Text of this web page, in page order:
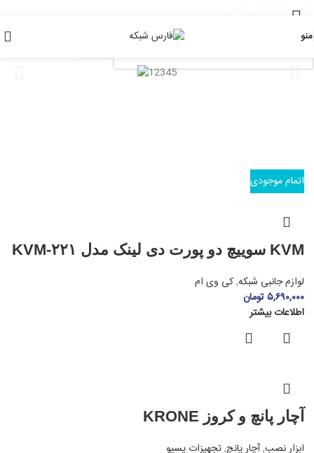
رفتن به محتوای اصلی
منو
اتمام موجودی
KVM سوییچ دو پورت دی لینک مدل KVM-۲۲۱
لوازم جانبی شبکه,کی وی ام
۵,۶۹۰,۰۰۰تومان
اطلاعات بیشتر
آچار پانچ و کروز KRONE
ابزار نصب,آچار پانچ,تجهیزات پسیو